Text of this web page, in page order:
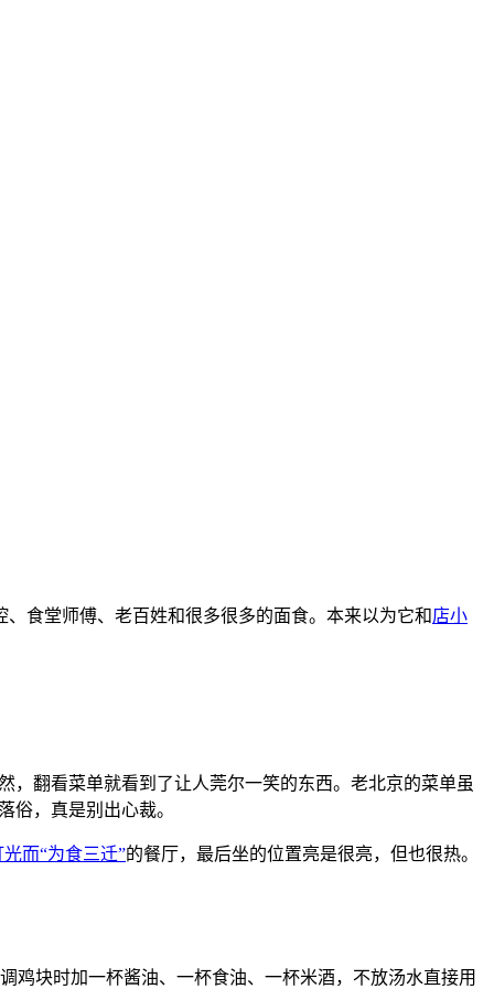
食堂师傅、老百姓和很多很多的面食。本来以为它和店小
，翻看菜单就看到了让人莞尔一笑的东西。老北京的菜单虽
俗，真是别出心裁。
光而“为食三迁”的餐厅，最后坐的位置亮是很亮，但也很热。
鸡块时加一杯酱油、一杯食油、一杯米酒，不放汤水直接用